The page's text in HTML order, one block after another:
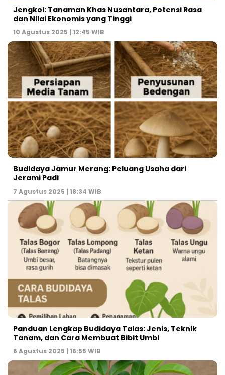
Jengkol: Tanaman Khas Nusantara, Potensi Rasa
dan Nilai Ekonomis yang Tinggi
10 Agustus 2025 | 12:45 WIB
Budidaya Jamur Merang: Peluang Usaha dari
Jerami Padi
7 Agustus 2025 | 18:34 WIB
Panduan Lengkap Budidaya Talas: Jenis, Teknik
Tanam, dan Cara Membuat Bibit Umbi
6 Agustus 2025 | 16:55 WIB